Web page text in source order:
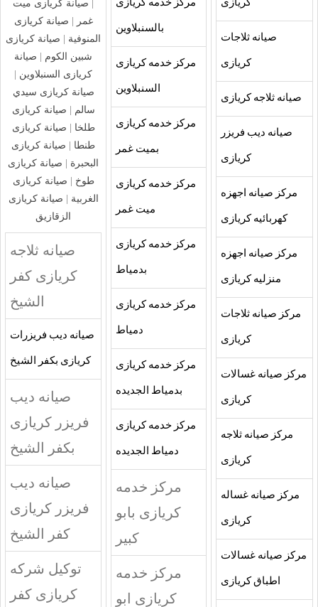
كريازى
صيانه ثلاجات
كريازى
صيانه ثلاجه كريازى
صيانه ديب فريزر
كريازى
مركز صيانه اجهزه
كهربائيه كريازى
مركز صيانه اجهزه
منزليه كريازى
مركز صيانه ثلاجات
كريازى
مركز صيانه غسالات
كريازى
مركز صيانه ثلاجه
كريازى
مركز صيانه غساله
كريازى
مركز صيانه غسالات
اطباق كريازى
مركز خدمه كريازى
بالسنبلاوين
مركز خدمه كريازى
السنبلاوين
مركز خدمه كريازى
بميت غمر
مركز خدمه كريازى
ميت غمر
مركز خدمه كريازى
بدمياط
مركز خدمه كريازى
دمياط
مركز خدمه كريازى
بدمياط الجديده
مركز خدمه كريازى
دمياط الجديده
مركز خدمه
كريازى بابو
كبير
مركز خدمه
كريازى ابو
صيانة كريازى ميت
غمر
صيانة كريازى
المنوفية
صيانة كريازى
شبين الكوم
صيانة
كريازى السنبلاوين
صيانة كريازى سيدي
سالم
صيانة كريازى
طلخا
صيانة كريازى
طنطا
صيانة كريازى
البحبرة
صيانة كريازى
طوخ
صيانة كريازى
الغربية
صيانة كريازى
الزقازيق
صيانه ثلاجه
كريازى كفر
الشيخ
صيانه ديب فريزرات
كريازى بكفر الشيخ
صيانه ديب
فريزر كريازى
بكفر الشيخ
صيانه ديب
فريزر كريازى
كفر الشيخ
توكيل شركه
كريازى كفر